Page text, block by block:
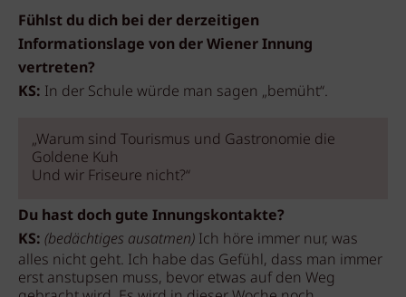
Fühlst du dich bei der derzeitigen
Informationslage von der Wiener Innung
vertreten?
KS: In der Schule würde man sagen „bemüht“.
„Warum sind Tourismus und Gastronomie die
Goldene Kuh
Und wir Friseure nicht?“
Du hast doch gute Innungskontakte?
KS: (bedächtiges ausatmen) Ich höre immer nur, was
alles nicht geht. Ich habe das Gefühl, dass man immer
erst anstupsen muss, bevor etwas auf den Weg